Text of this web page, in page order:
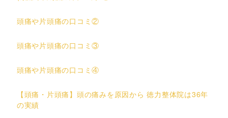
頭痛や片頭痛の口コミ②
頭痛や片頭痛の口コミ③
頭痛や片頭痛の口コミ④
【頭痛・片頭痛】頭の痛みを原因から 徳力整体院は36年
の実績